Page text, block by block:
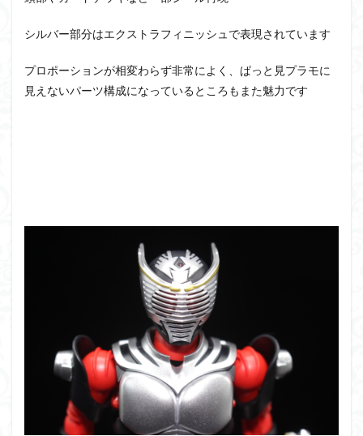
シルバー部分はエクストラフィニッシュで表現されています
プロポーションが相変わらず非常によく、ぱっと見プラモに
見えないパーツ構成になっているところもまた魅力です